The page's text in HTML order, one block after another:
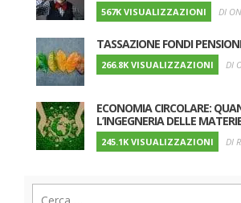
567K VISUALIZZAZIONI DI
TASSAZIONE FONDI
266.8K VISUALIZZAZIONI DI
ECONOMIA CIRCOLARE:
L’INGEGNERIA DELLE
245.1K VISUALIZZAZIONI DI